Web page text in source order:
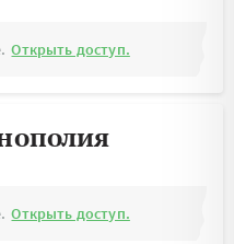
Открыть доступ.
Открыть доступ.